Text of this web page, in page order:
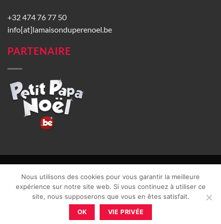
+32 474 76 77 50
info[at]lamaisonduperenoel.be
PARTENAIRE
CGU| Vie privée| TVA : BE0840965749 | Site web réalisé par
Nous utilisons des cookies pour vous garantir la meilleure
expérience sur notre site web. Si vous continuez à utiliser ce
site, nous supposerons que vous en êtes satisfait.
OK VIE PRIVÉE